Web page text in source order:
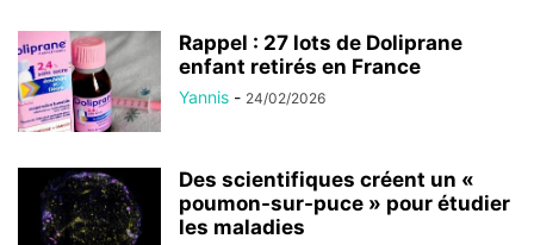
Rappel : 27 lots de Doliprane
enfant retirés en France
Yannis - 24/02/2026
Des scientifiques créent un «
poumon-sur-puce » pour étudier
les maladies